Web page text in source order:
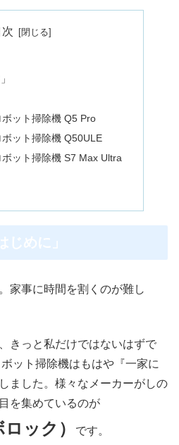
次
ット掃除機 Q5 Pro
ット掃除機 Q50ULE
ット掃除機 S7 Max Ultra
じめに」
家事に時間を割くのが難し
きっと私だけではないはずで
ット掃除機はもはや『一家に
ました。様々なメーカーがしの
を集めているのが
ック） です。